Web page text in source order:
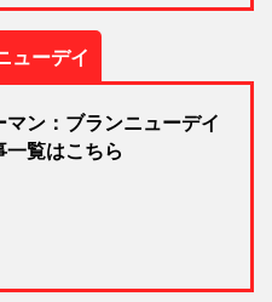
ューデイ
マン：ブランニューデイ
一覧はこちら